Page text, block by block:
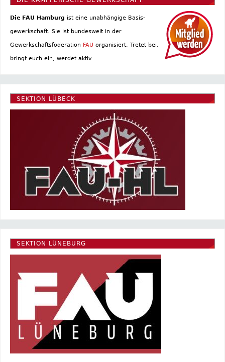
Die FAU Hamburg ist eine un­abhängige Basis­
gewerkschaft. Sie ist bundesweit in der
Gewerkschaftsföderation FAU organisiert. Tretet bei,
bringt euch ein, werdet aktiv.
SEKTION LÜBECK
SEKTION LÜNEBURG